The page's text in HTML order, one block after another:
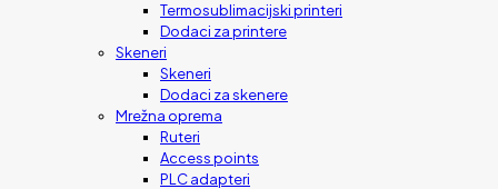
Termosublimacijski printeri
Dodaci za printere
Skeneri
Skeneri
Dodaci za skenere
Mrežna oprema
Ruteri
Access points
PLC adapteri